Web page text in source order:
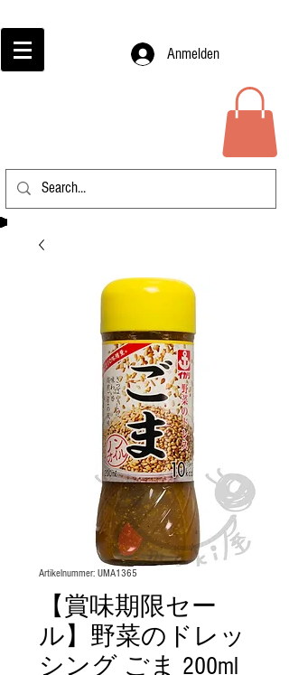
Anmelden
Artikelnummer: UMA1365
【賞味期限セー
ル】野菜のドレッ
シング ごま 200ml